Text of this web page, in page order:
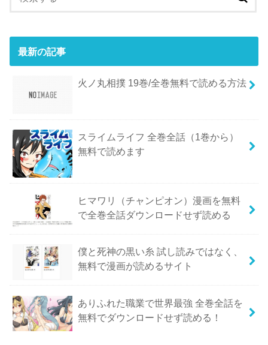
最新の記事
火ノ丸相撲 19巻/全巻無料で読める方法
スライムライフ 全巻全話（1巻から）
無料で読めます
ヒマワリ（チャンピオン）漫画を無料
で全巻全話ダウンロードせず読める
僕と死神の黒い糸 試し読みではなく、
無料で漫画が読めるサイト
ありふれた職業で世界最強 全巻全話を
無料でダウンロードせず読める！